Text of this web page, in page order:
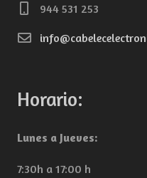
944 531 253
Horario:
Lunes a Jueves:
7:30h a 17:00 h